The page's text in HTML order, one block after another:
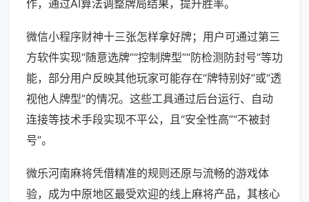
作，通过AI算法调整牌局结果，提升胜率。
微信小程序财神十三张怎样拿好牌；用户可通过第三
方软件实现“随意选牌”“控制牌型”“防检测防封号”等功
能，部分用户反映其他玩家可能存在“牌特别好”或“透
视他人牌型”的情况。这些工具通过后台运行、自动
连接等技术手段实现不平公，且“安全性高”“不被封
号”。
微乐河南麻将凭借精准的规则还原与流畅的游戏体
验，成为中原地区最受欢迎的线上麻将产品，其核心